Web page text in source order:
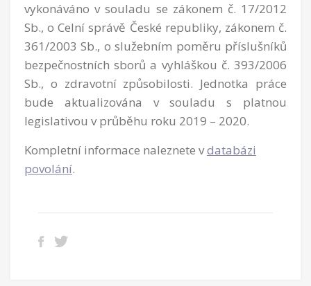
vykonáváno v souladu se zákonem č. 17/2012
Sb., o Celní správě České republiky, zákonem č.
361/2003 Sb., o služebním poměru příslušníků
bezpečnostních sborů a vyhláškou č. 393/2006
Sb., o zdravotní způsobilosti. Jednotka práce
bude aktualizována v souladu s platnou
legislativou v průběhu roku 2019 – 2020.
Kompletní informace naleznete vdatabázi
povolání.